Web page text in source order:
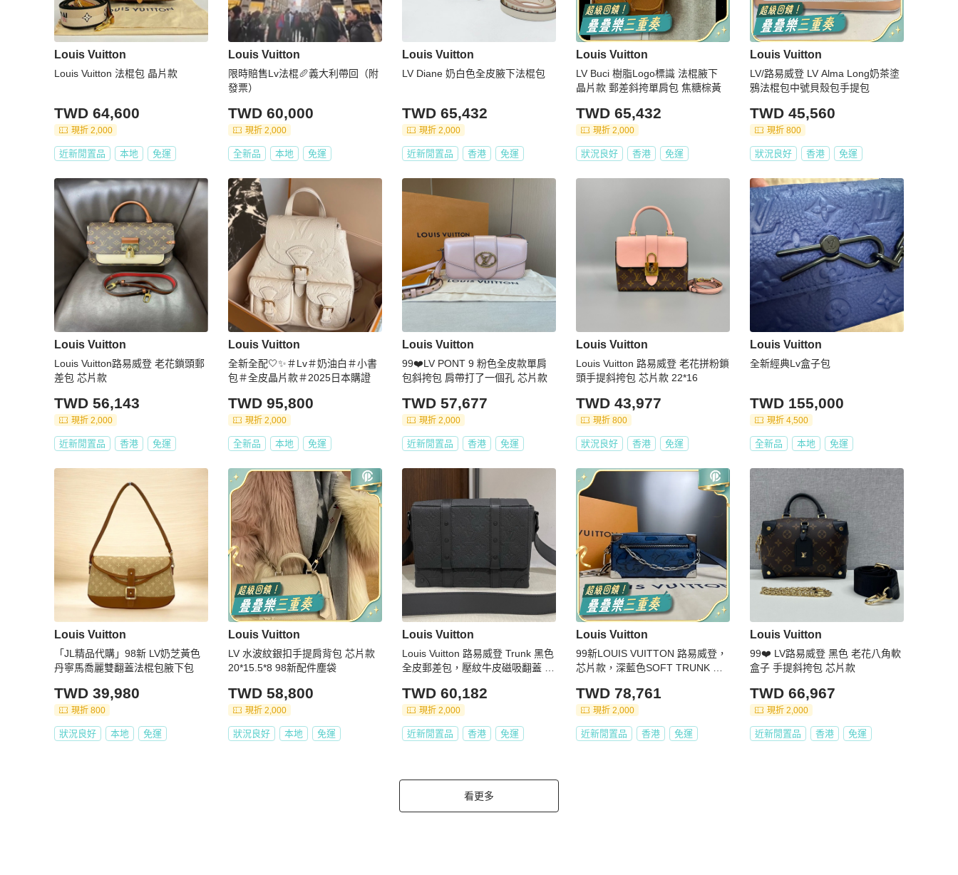
Louis Vuitton
Louis Vuitton 法棍包 晶片款
TWD 64,600
現折 2,000
近新閒置品 本地 免運
Louis Vuitton
限時賠售Lv法棍🥖義大利帶回（附
發票）
TWD 60,000
現折 2,000
全新品 本地 免運
Louis Vuitton
LV Diane 奶白色全皮腋下法棍包
TWD 65,432
現折 2,000
近新閒置品 香港 免運
Louis Vuitton
LV Buci 樹脂Logo標識 法棍腋下
晶片款 郵差斜挎單肩包 焦糖棕黃
TWD 65,432
現折 2,000
狀況良好 香港 免運
Louis Vuitton
LV/路易威登 LV Alma Long奶茶塗
鴉法棍包中號貝殼包手提包
TWD 45,560
現折 800
狀況良好 香港 免運
Louis Vuitton
Louis Vuitton路易威登 老花鎖頭郵
差包 芯片款
TWD 56,143
現折 2,000
近新閒置品 香港 免運
Louis Vuitton
全新全配🤍✨＃Lv＃奶油白＃小書
包＃全皮晶片款＃2025日本購證
TWD 95,800
現折 2,000
全新品 本地 免運
Louis Vuitton
99❤️LV PONT 9 粉色全皮款單肩
包斜挎包 肩帶打了一個孔 芯片款
TWD 57,677
現折 2,000
近新閒置品 香港 免運
Louis Vuitton
Louis Vuitton 路易威登 老花拼粉鎖
頭手提斜挎包 芯片款 22*16
TWD 43,977
現折 800
狀況良好 香港 免運
Louis Vuitton
全新經典Lv盒子包
TWD 155,000
現折 4,500
全新品 本地 免運
Louis Vuitton
「JL精品代購」98新 LV奶芝黃色
丹寧馬喬麗雙翻蓋法棍包腋下包
TWD 39,980
現折 800
狀況良好 本地 免運
Louis Vuitton
LV 水波紋銀扣手提肩背包 芯片款
20*15.5*8 98新配件塵袋
TWD 58,800
現折 2,000
狀況良好 本地 免運
Louis Vuitton
Louis Vuitton 路易威登 Trunk 黑色
全皮郵差包，壓紋牛皮磁吸翻蓋 芯
TWD 60,182
現折 2,000
近新閒置品 香港 免運
Louis Vuitton
99新LOUIS VUITTON 路易威登，
芯片款，深藍色SOFT TRUNK 老
提單肩斜挎包
TWD 78,761
現折 2,000
近新閒置品 香港 免運
Louis Vuitton
99❤️ LV路易威登 黑色 老花八角軟
盒子 手提斜挎包 芯片款
TWD 66,967
現折 2,000
近新閒置品 香港 免運
看更多